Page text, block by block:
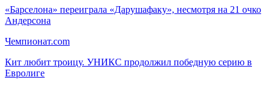
«Барселона» переиграла «Дарушафаку», несмотря на 21 очко
Андерсона
Чемпионат.com
Кит любит троицу. УНИКС продолжил победную серию в
Евролиге